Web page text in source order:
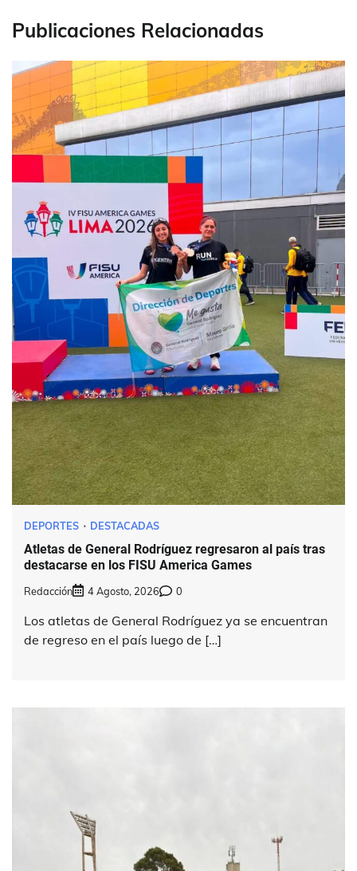
Publicaciones Relacionadas
DEPORTES DESTACADAS
Atletas de General Rodríguez regresaron al país tras
destacarse en los FISU America Games
Redacción 4 Agosto, 2026 0
Los atletas de General Rodríguez ya se encuentran
de regreso en el país luego de […]